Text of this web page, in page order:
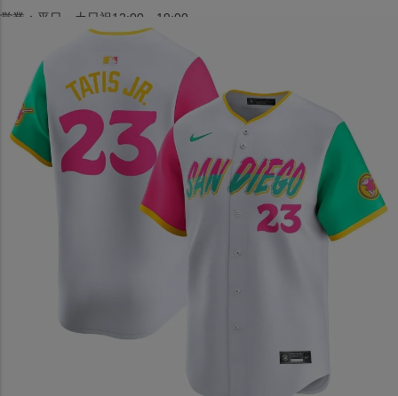
営業：平日・土日祝12:00～19:00
大阪府大阪市中央区西心斎橋1丁目6番14号
TEL:06-4708-3300
MAP